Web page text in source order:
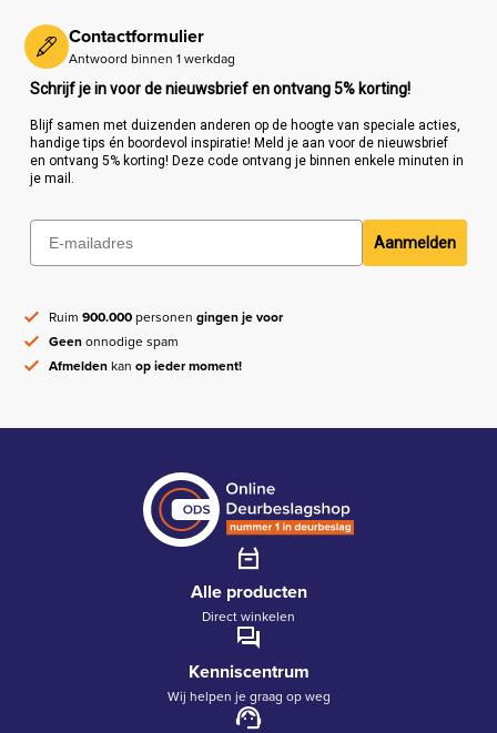
Contactformulier
Antwoord binnen 1 werkdag
Schrijf je in voor de nieuwsbrief en ontvang 5% korting!
Blijf samen met duizenden anderen op de hoogte van speciale acties,
handige tips én boordevol inspiratie! Meld je aan voor de nieuwsbrief
en ontvang 5% korting! Deze code ontvang je binnen enkele minuten in
je mail.
Aanmelden
Ruim900.000personengingen je voor
Geenonnodige spam
Afmeldenkanop ieder moment!
Alle producten
Direct winkelen
Kenniscentrum
Wij helpen je graag op weg